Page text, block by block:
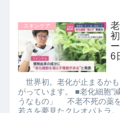
スキンケア
6
世界初。老化が止まるか
がっています。 ■老化細胞“
うなもの」 不老不死の薬
若さを夢見たクレオパトラ